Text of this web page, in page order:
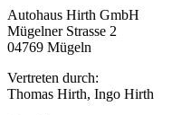
Autohaus Hirth GmbH
Mügelner Strasse 2
04769 Mügeln
Vertreten durch:
Thomas Hirth, Ingo Hirth